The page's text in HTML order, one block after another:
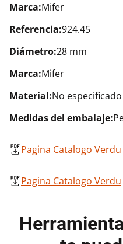
Marca:Mifer
Referencia:924.45
Diámetro:28 mm
Marca:Mifer
Material:No especificado
Medidas del embalaje:
Pagina Catalogo Verdu
Pagina Catalogo Verdu